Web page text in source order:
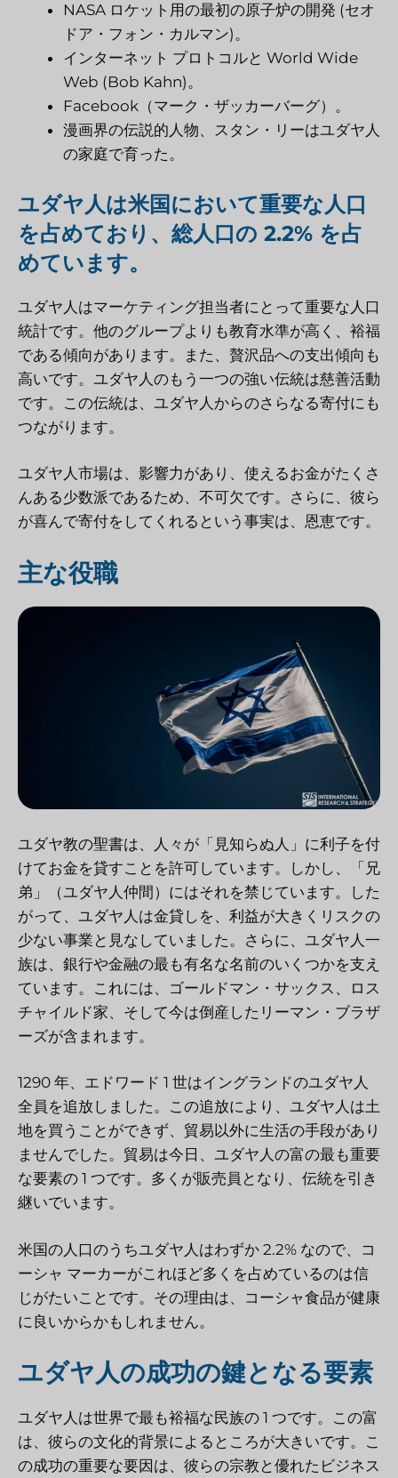
NASA ロケット用の最初の原子炉の開発 (セオ
ドア・フォン・カルマン)。
インターネット プロトコルと World Wide
Web (Bob Kahn)。
Facebook（マーク・ザッカーバーグ）。
漫画界の伝説的人物、スタン・リーはユダヤ人
の家庭で育った。
ユダヤ人は米国において重要な人口
を占めており、総人口の 2.2% を占
めています。
ユダヤ人はマーケティング担当者にとって重要な人口
統計です。他のグループよりも教育水準が高く、裕福
である傾向があります。また、贅沢品への支出傾向も
高いです。ユダヤ人のもう一つの強い伝統は慈善活動
です。この伝統は、ユダヤ人からのさらなる寄付にも
つながります。
ユダヤ人市場は、影響力があり、使えるお金がたくさ
んある少数派であるため、不可欠です。さらに、彼ら
が喜んで寄付をしてくれるという事実は、恩恵です。
主な役職
ユダヤ教の聖書は、人々が「見知らぬ人」に利子を付
けてお金を貸すことを許可しています。しかし、「兄
弟」（ユダヤ人仲間）にはそれを禁じています。した
がって、ユダヤ人は金貸しを、利益が大きくリスクの
少ない事業と見なしていました。さらに、ユダヤ人一
族は、銀行や金融の最も有名な名前のいくつかを支え
ています。これには、ゴールドマン・サックス、ロス
チャイルド家、そして今は倒産したリーマン・ブラザ
ーズが含まれます。
1290 年、エドワード 1 世はイングランドのユダヤ人
全員を追放しました。この追放により、ユダヤ人は土
地を買うことができず、貿易以外に生活の手段があり
ませんでした。貿易は今日、ユダヤ人の富の最も重要
な要素の 1 つです。多くが販売員となり、伝統を引き
継いでいます。
米国の人口のうちユダヤ人はわずか 2.2% なので、コ
ーシャ マーカーがこれほど多くを占めているのは信
じがたいことです。その理由は、コーシャ食品が健康
に良いからかもしれません。
ユダヤ人の成功の鍵となる要素
ユダヤ人は世界で最も裕福な民族の 1 つです。この富
は、彼らの文化的背景によるところが大きいです。こ
の成功の重要な要因は、彼らの宗教と優れたビジネス